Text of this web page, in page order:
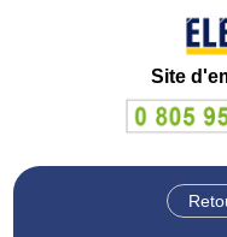
Site